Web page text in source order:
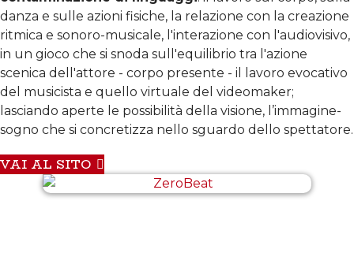
danza e sulle azioni fisiche, la relazione con la creazione
ritmica e sonoro-musicale, l'interazione con l'audiovisivo,
in un gioco che si snoda sull'equilibrio tra l'azione
scenica dell'attore - corpo presente - il lavoro evocativo
del musicista e quello virtuale del videomaker;
lasciando aperte le possibilità della visione, l’immagine-
sogno che si concretizza nello sguardo dello spettatore.
VAI AL SITO